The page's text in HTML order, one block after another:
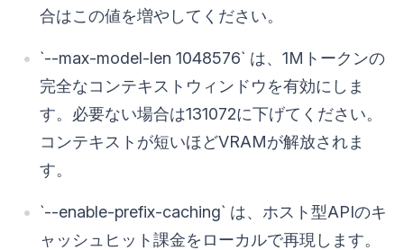
合はこの値を増やしてください。
`--max-model-len 1048576` は、1Mトークンの
完全なコンテキストウィンドウを有効にしま
す。必要ない場合は131072に下げてください。
コンテキストが短いほどVRAMが解放されま
す。
`--enable-prefix-caching` は、ホスト型APIのキ
ャッシュヒット課金をローカルで再現します。